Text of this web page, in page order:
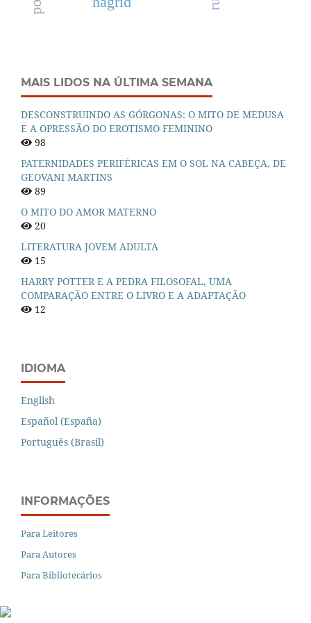
MAIS LIDOS NA ÚLTIMA SEMANA
DESCONSTRUINDO AS GÓRGONAS: O MITO DE MEDUSA
E A OPRESSÃO DO EROTISMO FEMININO
98
PATERNIDADES PERIFÉRICAS EM O SOL NA CABEÇA, DE
GEOVANI MARTINS
89
O MITO DO AMOR MATERNO
20
LITERATURA JOVEM ADULTA
15
HARRY POTTER E A PEDRA FILOSOFAL, UMA
COMPARAÇÃO ENTRE O LIVRO E A ADAPTAÇÃO
12
IDIOMA
English
Español (España)
Português (Brasil)
INFORMAÇÕES
Para Leitores
Para Autores
Para Bibliotecários